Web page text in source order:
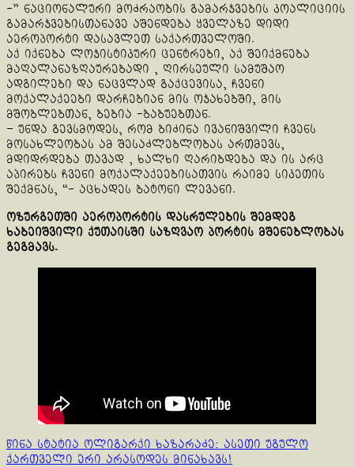
-” ნაციონალური მოძრაობის გამარჯვების კოალიციის
გამარჯვებისთანავე აშენდება ყველაზე დიდი
აეროპორტი დასავლეთ საქართველოში.
აქ იქნება ლოჯისტიკური ცენტრები, აქ შეიქმნება
მაღალანაზღაურებადი , ღირსეული სამუშაო
ადგილები და ნაცვლად გაქცევისა, ჩვენი
მოქალაქეები დარჩებიან მის ოჯახებში, მის
მშობლებთან, ბებია -ბაბუებთან.
– უნდა გევსმოდეს, რომ ბიძინა ივანიშვილი ჩვენს
მოსახლეობას ამ შესაძლებლობას ართმევს,
მდიდრდება თავად , ხალხი ღარიბდება და ის არც
აპირებს ჩვენი მოქალაქეებისათვის რაიმე სიკეთის
შექმნას, “- აცხადეს ბატონი ლევანი.
ოზურგეთში აეროპორტის დასრულების შემდეგ
ხაბეიშვილი ქუთაისში საზღვაო პორტის მშენებლობას
გეგმავს.
Continue
წინა სტატია ოლიგარქი ხაზარაძე: ასეთი უგულო
ქართველი ერი არასოდეს მინახავს!